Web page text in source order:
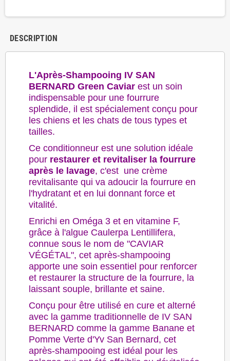
DESCRIPTION
L'Après-Shampooing IV SAN
BERNARD Green Caviar est un soin
indispensable pour une fourrure
splendide, il est spécialement conçu pour
les chiens et les chats de tous types et
tailles.
Ce conditionneur est une solution idéale
pour restaurer et revitaliser la fourrure
après le lavage, c'est une crème
revitalisante qui va adoucir la fourrure en
l'hydratant et en lui donnant force et
vitalité.
Enrichi en Oméga 3 et en vitamine F,
grâce à l'algue Caulerpa Lentillifera,
connue sous le nom de "CAVIAR
VÉGÉTAL", cet après-shampooing
apporte une soin essentiel pour renforcer
et restaurer la structure de la fourrure, la
laissant souple, brillante et saine.
Conçu pour être utilisé en cure et alterné
avec la gamme traditionnelle de IV SAN
BERNARD comme la gamme Banane et
Pomme Verte d'Yv San Bernard, cet
après-shampooing est idéal pour les